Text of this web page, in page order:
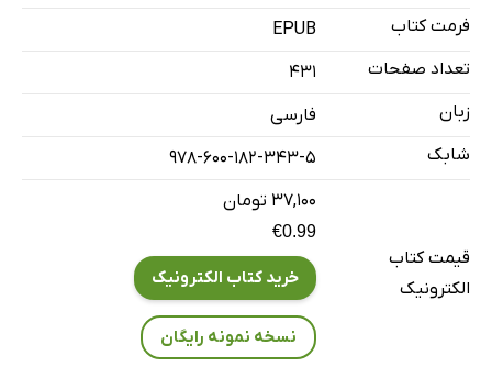
فرمت کتاب
EPUB
تعداد صفحات
431
زبان
فارسی
شابک
978-600-182-343-5
قیمت کتاب
الکترونیک
۳۷,۱۰۰ تومان
€0.99
خرید کتاب الکترونیک
نسخه نمونه رایگان